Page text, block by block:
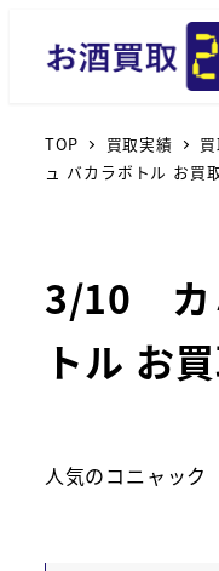
TOP 買取実績
ュ バカラボトル お買
3/10 カ
トル お
人気のコニャック